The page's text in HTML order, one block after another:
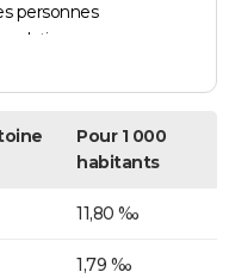
personnes
Pour 1 000
habitants
11,80 ‰
1,79 ‰